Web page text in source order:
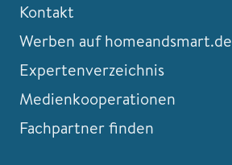
Kontakt
Werben auf homeandsmart.de
Expertenverzeichnis
Medienkooperationen
Fachpartner finden